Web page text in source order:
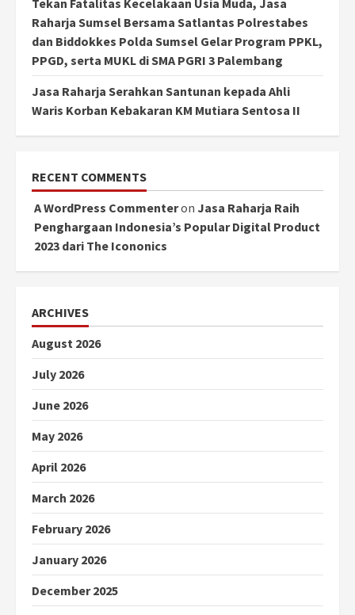
Tekan Fatalitas Kecelakaan Usia Muda, Jasa
Raharja Sumsel Bersama Satlantas Polrestabes
dan Biddokkes Polda Sumsel Gelar Program PPKL,
PPGD, serta MUKL di SMA PGRI 3 Palembang
Jasa Raharja Serahkan Santunan kepada Ahli
Waris Korban Kebakaran KM Mutiara Sentosa II
RECENT COMMENTS
A WordPress Commenteron Jasa Raharja Raih
Penghargaan Indonesia’s Popular Digital Product
2023 dari The Icononics
ARCHIVES
August 2026
July 2026
June 2026
May 2026
April 2026
March 2026
February 2026
January 2026
December 2025